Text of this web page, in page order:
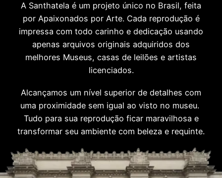
A Santhatela é um projeto único no Brasil, feita
por Apaixonados por Arte. Cada reprodução é
impressa com todo carinho e dedicação usando
apenas arquivos originais adquiridos dos
melhores Museus, casas de leilões e artistas
licenciados.
Alcançamos um nível superior de detalhes com
uma proximidade sem igual ao visto no museu.
Tudo para sua reprodução ficar maravilhosa e
transformar seu ambiente com beleza e requinte.